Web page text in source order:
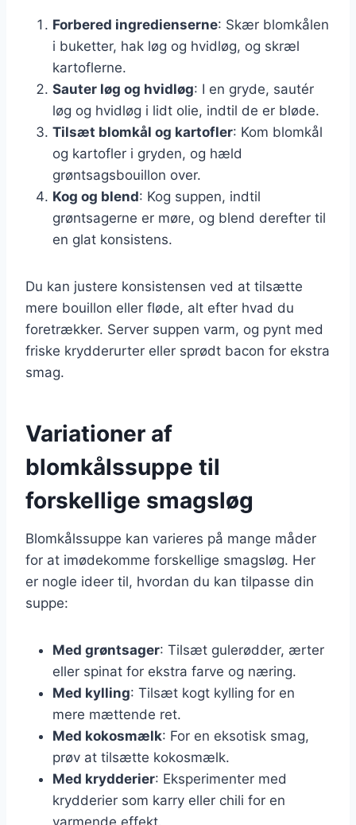
Forbered ingredienserne: Skær blomkålen
i buketter, hak løg og hvidløg, og skræl
kartoflerne.
Sauter løg og hvidløg: I en gryde, sautér
løg og hvidløg i lidt olie, indtil de er bløde.
Tilsæt blomkål og kartofler: Kom blomkål
og kartofler i gryden, og hæld
grøntsagsbouillon over.
Kog og blend: Kog suppen, indtil
grøntsagerne er møre, og blend derefter til
en glat konsistens.
Du kan justere konsistensen ved at tilsætte
mere bouillon eller fløde, alt efter hvad du
foretrækker. Server suppen varm, og pynt med
friske krydderurter eller sprødt bacon for ekstra
smag.
Variationer af
blomkålssuppe til
forskellige smagsløg
Blomkålssuppe kan varieres på mange måder
for at imødekomme forskellige smagsløg. Her
er nogle ideer til, hvordan du kan tilpasse din
suppe:
Med grøntsager: Tilsæt gulerødder, ærter
eller spinat for ekstra farve og næring.
Med kylling: Tilsæt kogt kylling for en
mere mættende ret.
Med kokosmælk: For en eksotisk smag,
prøv at tilsætte kokosmælk.
Med krydderier: Eksperimenter med
krydderier som karry eller chili for en
varmende effekt.